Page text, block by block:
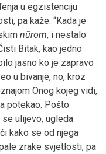
u egzistenciju
pa kaže: “Kada je
nūrom, i nestalo
Bitak, kao jedno
jasno ko je zapravo
u bivanje, no, kroz
Onog kojeg vidi,
potekao. Pošto
ulijevo, ugleda
kako se od njega
zrake svjetlosti, pa